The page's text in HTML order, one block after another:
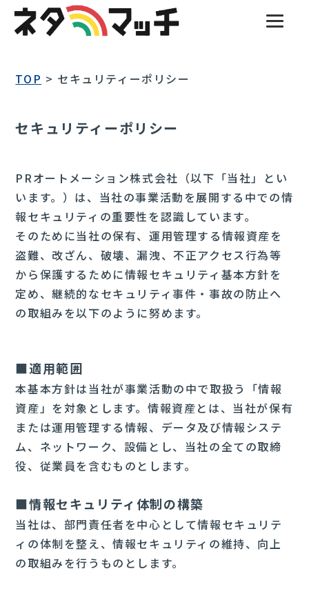
TOP > セキュリティーポリシー
セキュリティーポリシー
PRオートメーション株式会社（以下「当社」とい
います。）は、当社の事業活動を展開する中での情
報セキュリティの重要性を認識しています。
そのために当社の保有、運用管理する情報資産を
盗難、改ざん、破壊、漏洩、不正アクセス行為等
から保護するために情報セキュリティ基本方針を
定め、継続的なセキュリティ事件・事故の防止へ
の取組みを以下のように努めます。
■適用範囲
本基本方針は当社が事業活動の中で取扱う「情報
資産」を対象とします。情報資産とは、当社が保有
または運用管理する情報、データ及び情報システ
ム、ネットワーク、設備とし、当社の全ての取締
役、従業員を含むものとします。
■情報セキュリティ体制の構築
当社は、部門責任者を中心として情報セキュリテ
ィの体制を整え、情報セキュリティの維持、向上
の取組みを行うものとします。